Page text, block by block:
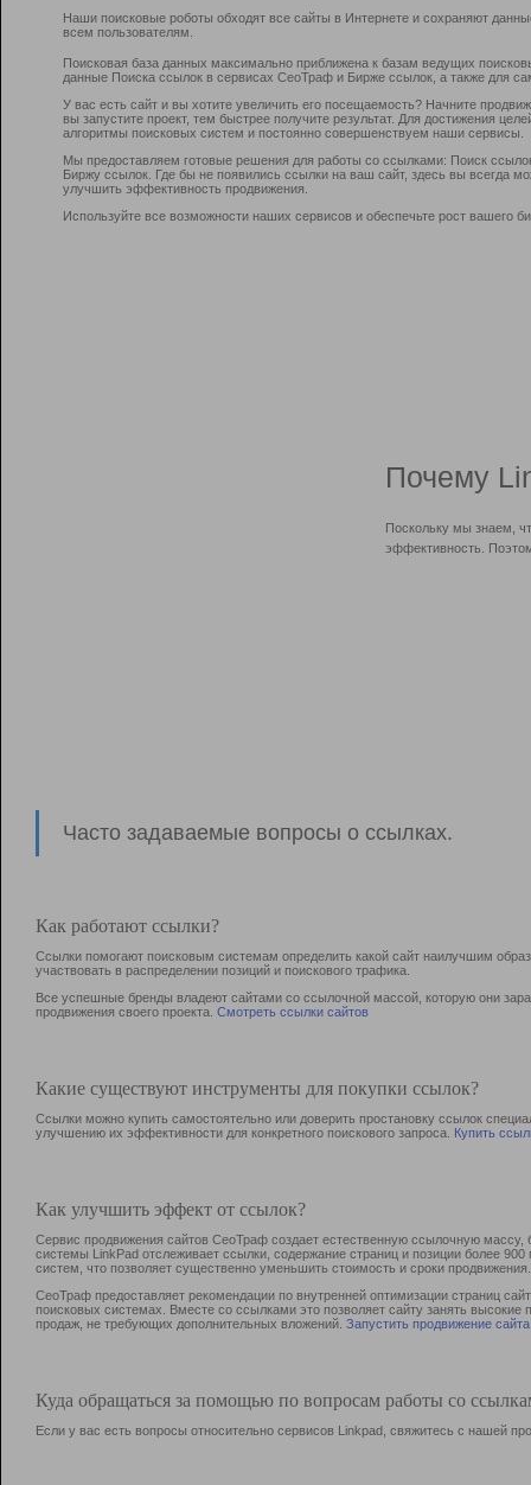
Наши поисковые роботы обходят все сайты в Интернете и сохраняют
всем пользователям.
Поисковая база данных максимально приближена к базам ведущих
данные Поиска ссылок в сервисах СеоТраф и Бирже ссылок, а также для
У вас есть сайт и вы хотите увеличить его посещаемость? Начните
вы запустите проект, тем быстрее получите результат. Для достижения
алгоритмы поисковых систем и постоянно совершенствуем наши сервисы.
Мы предоставляем готовые решения для работы со ссылками: Поиск
Биржу ссылок. Где бы не появились ссылки на ваш сайт, здесь вы всегда
улучшить эффективность продвижения.
Используйте все возможности наших сервисов и обеспечьте рост вашего
Почему
Поскольку мы знаем,
эффективность.
Часто задаваемые вопросы о ссылках.
Как работают ссылки?
Ссылки помогают поисковым системам определить какой сайт наилучшим
участвовать в раcпределении позиций и поискового трафика.
Все успешные бренды владеют сайтами со ссылочной массой, которую они
продвижения своего проекта. Смотреть ссылки сайтов
Какие существуют инструменты для покупки ссылок?
Ссылки можно купить самостоятельно или доверить простановку ссылок
улучшению их эффективности для конкретного поискового запроса. Купить
Как улучшить эффект от ссылок?
Сервис продвижения сайтов СеоТраф создает естественную ссылочную
системы LinkPad отслеживает ссылки, содержание страниц и позиции более
систем, что позволяет существенно уменьшить стоимость и сроки продвижения.
СеоТраф предоставляет рекомендации по внутренней оптимизации страниц
поисковых системах. Вместе со ссылками это позволяет сайту занять
продаж, не требующих дополнительных вложений. Запустить продвижение сайта
Куда обращаться за помощью по вопросам работы со
Если у вас есть вопросы относительно сервисов Linkpad, свяжитесь с нашей